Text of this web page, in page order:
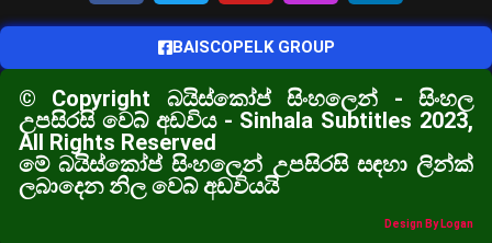
BAISCOPELK GROUP
© Copyright බයිස්කෝප් සිංහලෙන් - සිංහල
උපසිරසි වෙබ් අඩවිය - Sinhala Subtitles 2023,
All Rights Reserved
මේ බයිස්කෝප් සිංහලෙන් උපසිරසි සඳහා ලින්ක්
ලබාදෙන නිල වෙබ් අඩවියයි
Design By Logan